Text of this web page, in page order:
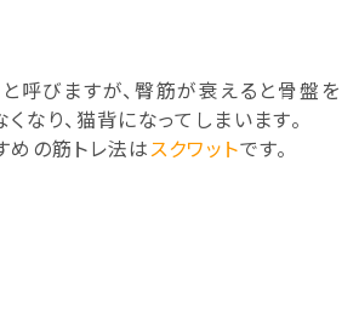
と呼びますが、臀筋が衰えると骨盤を
なり、猫背になってしまいます。
めの筋トレ法はスクワットです。